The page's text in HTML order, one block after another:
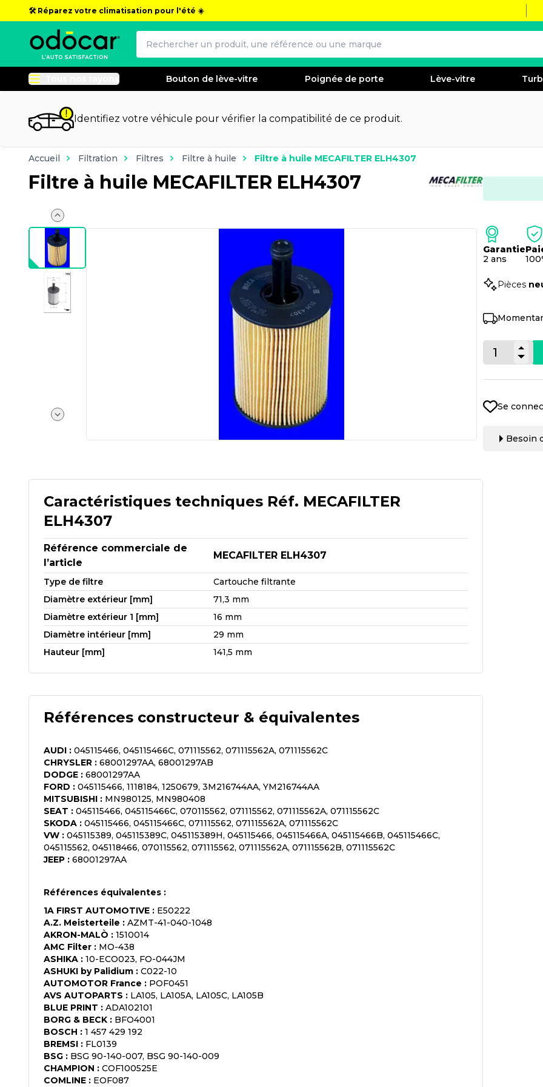
🛠️ Réparez votre climatisation pour l'été ☀️
Tous nos rayons Bouton de lève-vitre Poignée de porte Lève-vitre
Identifiez votre véhicule pour vérifier la compatibilité de ce produit.
Accueil Filtration Filtres Filtre à huile Filtre à huile MECAFILTER ELH4307
Filtre à huile MECAFILTER ELH4307
Caractéristiques techniques Réf. MECAFILTER
ELH4307
Référence commerciale de
l’article
MECAFILTER ELH4307
Type de filtre
Cartouche filtrante
Diamètre extérieur [mm]
71,3 mm
Diamètre extérieur 1 [mm]
16 mm
Diamètre intérieur [mm]
29 mm
Hauteur [mm]
141,5 mm
Références constructeur & équivalentes
AUDI : 045115466, 045115466C, 071115562, 071115562A, 071115562C
CHRYSLER : 68001297AA, 68001297AB
DODGE : 68001297AA
FORD : 045115466, 1118184, 1250679, 3M216744AA, YM216744AA
MITSUBISHI : MN980125, MN980408
SEAT : 045115466, 045115466C, 070115562, 071115562, 071115562A, 071115562C
SKODA : 045115466, 045115466C, 071115562, 071115562A, 071115562C
VW : 045115389, 045115389C, 045115389H, 045115466, 045115466A, 045115466B, 045115466C,
045115562, 045118466, 070115562, 071115562, 071115562A, 071115562B, 071115562C
JEEP : 68001297AA
Références équivalentes :
1A FIRST AUTOMOTIVE : E50222
A.Z. Meisterteile : AZMT-41-040-1048
AKRON-MALÒ : 1510014
AMC Filter : MO-438
ASHIKA : 10-ECO023, FO-044JM
ASHUKI by Palidium : C022-10
AUTOMOTOR France : POF0451
AVS AUTOPARTS : LA105, LA105A, LA105C, LA105B
BLUE PRINT : ADA102101
BORG & BECK : BFO4001
BOSCH : 1 457 429 192
BREMSI : FL0139
BSG : BSG 90-140-007, BSG 90-140-009
CHAMPION : COF100525E
COMLINE : EOF087
Garantie
2 ans
Pièces
Se
Besoin